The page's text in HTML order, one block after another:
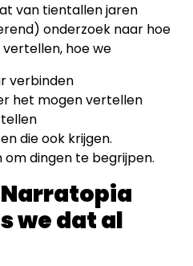
van tientallen jaren
onderzoek naar hoe
hoe we
verbinden
het mogen vertellen
die ook krijgen.
dingen te begrijpen.
we dat al